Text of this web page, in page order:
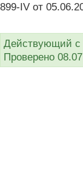
899-IV от
Действующий с
Проверено